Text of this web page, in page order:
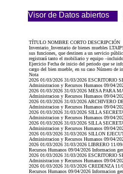
Visor de Datos abiertos
TÍTULO NOMBRE CORTO DESCRIPCIÓN
Inventario_Inventario de bienes muebles
sus funciones, que destinen a un servicio
registrará tanto el mobiliario y equipo
Ejercicio Fecha de inicio del periodo que se
cargo del bien mueble, en su caso Número de
Nota
2026 01/03/2026 31/03/2026 ESCRITORIO
Administracion y Recursos Humanos 09/04/
2026 01/03/2026 31/03/2026 MESA PARA
Administracion y Recursos Humanos 09/04/
2026 01/03/2026 31/03/2026 ARCHIVERO
Administracion y Recursos Humanos 09/04/
2026 01/03/2026 31/03/2026 SILLA
Administracion y Recursos Humanos 09/04/
2026 01/03/2026 31/03/2026 SILLA
Administracion y Recursos Humanos 09/04/
2026 01/03/2026 31/03/2026 SILLON
Administracion y Recursos Humanos 09/04/
2026 01/03/2026 31/03/2026 LIBRERO 11/
Recursos Humanos 09/04/2026 Informacion
2026 01/03/2026 31/03/2026 ESCRITORIO
Administracion y Recursos Humanos 09/04/
2026 01/03/2026 31/03/2026 CREDENZA
Recursos Humanos 09/04/2026 Informacion